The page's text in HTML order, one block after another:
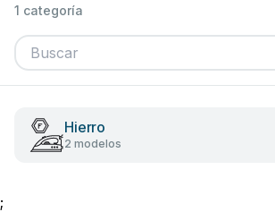
1 categoría
Hierro
2 modelos
;